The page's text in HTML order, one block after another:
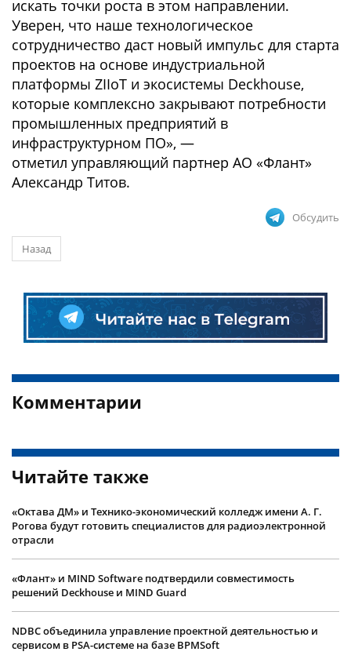
искать точки роста в этом направлении.
Уверен, что наше технологическое
сотрудничество даст новый импульс для старта
проектов на основе индустриальной
платформы ZIIoT и экосистемы Deckhouse,
которые комплексно закрывают потребности
промышленных предприятий в
инфраструктурном ПО», —
отметил управляющий партнер АО «Флант»
Александр Титов.
Обсудить
Назад
Комментарии
Читайте также
«Октава ДМ» и Технико-экономический колледж имени А. Г.
Рогова будут готовить специалистов для радиоэлектронной
отрасли
«Флант» и MIND Software подтвердили совместимость
решений Deckhouse и MIND Guard
NDBC объединила управление проектной деятельностью и
сервисом в PSA-системе на базе BPMSoft